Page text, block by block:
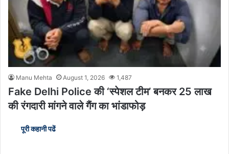
Manu Mehta August 1, 2026 1,487
Fake Delhi Police की ‘स्पेशल टीम’ बनकर 25 लाख
की रंगदारी मांगने वाले गैंग का भांडाफोड़
पूरी कहानी पढें